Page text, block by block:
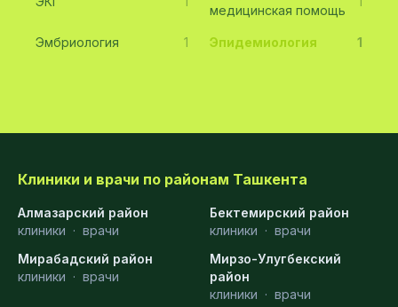
медицинская помощь
Эмбриология 1 Эпидемиология 1
Клиники и врачи по районам Ташкента
Алмазарский район
клиники · врачи
Бектемирский район
клиники · врачи
Мирабадский район
клиники · врачи
Мирзо-Улугбекский
район
клиники · врачи